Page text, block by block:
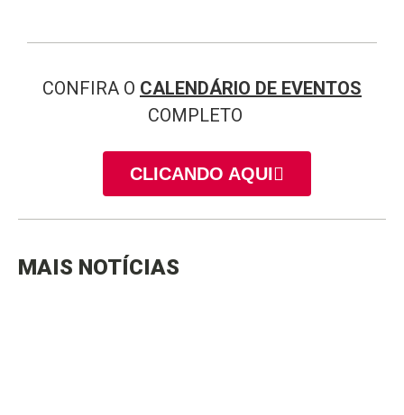
CONFIRA O CALENDÁRIO DE EVENTOS
COMPLETO
CLICANDO AQUI
MAIS NOTÍCIAS